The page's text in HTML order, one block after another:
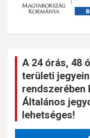
A 24 órás, 48
területi
rendszerében
Általános
lehetséges!